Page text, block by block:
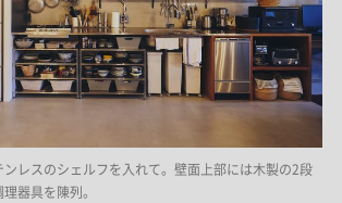
レスのシェルフを入れて。壁面上部には木製の2段
器具を陳列。